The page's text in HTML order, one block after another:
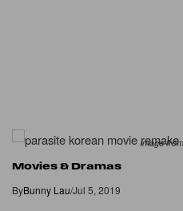
Image
Movies & Dramas
ByBunny Lau/Jul 5, 2019